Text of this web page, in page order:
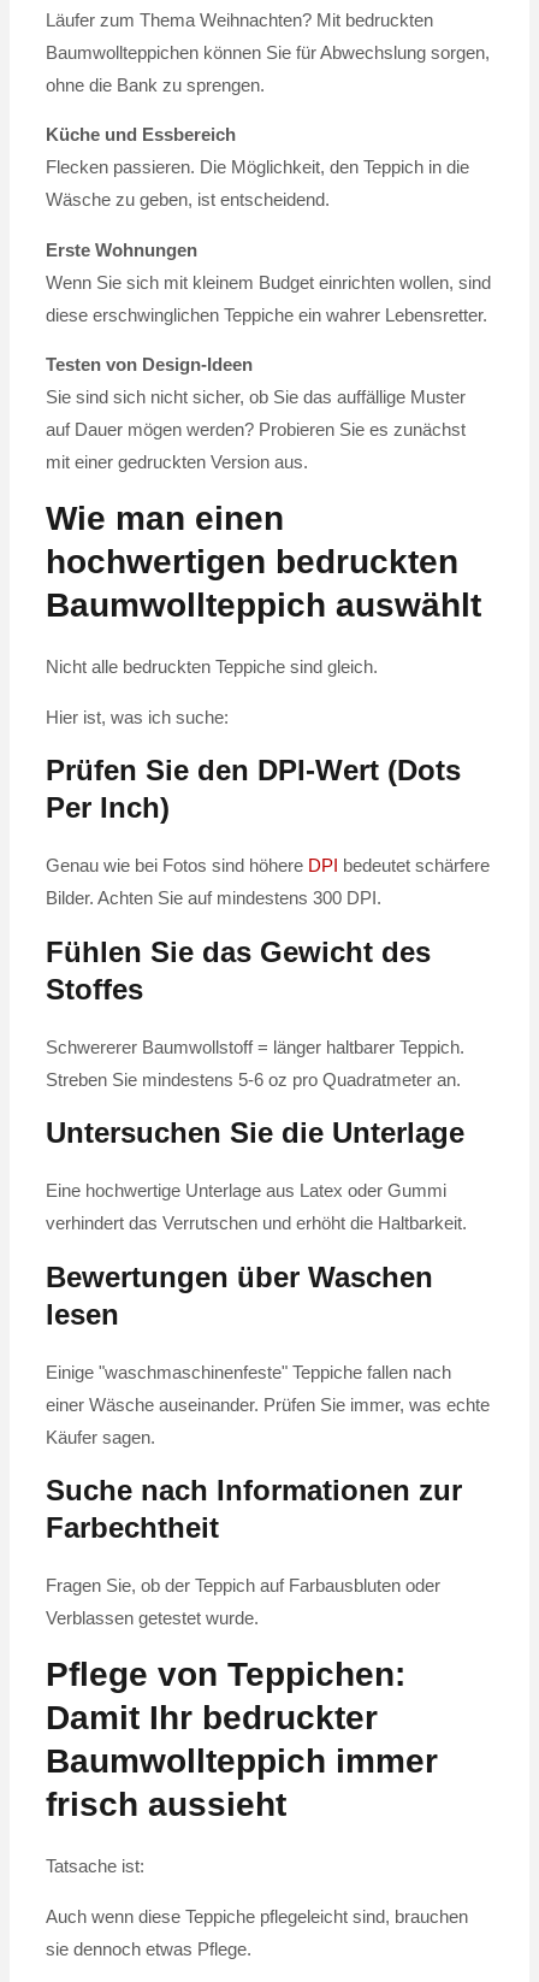
Läufer zum Thema Weihnachten? Mit bedruckten
Baumwollteppichen können Sie für Abwechslung sorgen,
ohne die Bank zu sprengen.
Küche und Essbereich
Flecken passieren. Die Möglichkeit, den Teppich in die
Wäsche zu geben, ist entscheidend.
Erste Wohnungen
Wenn Sie sich mit kleinem Budget einrichten wollen, sind
diese erschwinglichen Teppiche ein wahrer Lebensretter.
Testen von Design-Ideen
Sie sind sich nicht sicher, ob Sie das auffällige Muster
auf Dauer mögen werden? Probieren Sie es zunächst
mit einer gedruckten Version aus.
Wie man einen
hochwertigen bedruckten
Baumwollteppich auswählt
Nicht alle bedruckten Teppiche sind gleich.
Hier ist, was ich suche:
Prüfen Sie den DPI-Wert (Dots
Per Inch)
Genau wie bei Fotos sind höhere DPI
bedeutet schärfere
Bilder. Achten Sie auf mindestens 300 DPI.
Fühlen Sie das Gewicht des
Stoffes
Schwererer Baumwollstoff = länger haltbarer Teppich.
Streben Sie mindestens 5-6 oz pro Quadratmeter an.
Untersuchen Sie die Unterlage
Eine hochwertige Unterlage aus Latex oder Gummi
verhindert das Verrutschen und erhöht die Haltbarkeit.
Bewertungen über Waschen
lesen
Einige "waschmaschinenfeste" Teppiche fallen nach
einer Wäsche auseinander. Prüfen Sie immer, was echte
Käufer sagen.
Suche nach Informationen zur
Farbechtheit
Fragen Sie, ob der Teppich auf Farbausbluten oder
Verblassen getestet wurde.
Pflege von Teppichen:
Damit Ihr bedruckter
Baumwollteppich immer
frisch aussieht
Tatsache ist:
Auch wenn diese Teppiche pflegeleicht sind, brauchen
sie dennoch etwas Pflege.